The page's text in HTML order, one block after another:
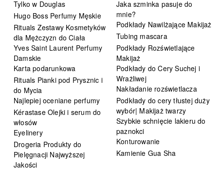
Tylko w Douglas
Hugo Boss Perfumy Męskie
Rituals Zestawy Kosmetyków
dla Mężczyzn do Ciała
Yves Saint Laurent Perfumy
Damskie
Karta podarunkowa
Rituals Pianki pod Prysznic i
do Mycia
Najlepiej oceniane perfumy
Kérastase Olejki i serum do
włosów
Eyelinery
Drogeria Produkty do
Pielęgnacji Najwyższej
Jakości
Jaka szminka pasuje do
mnie?
Podkłady Nawilżające Makijaż
Tubing mascara
Podkłady Rozświetlające
Makijaż
Podkłady do Cery Suchej i
Wrażliwej
Nakładanie rozświetlacza
Podkłady do cery tłustej duży
wybór| Makijaż twarzy
Szybkie schnięcie lakieru do
paznokci
Konturowanie
Kamienie Gua Sha